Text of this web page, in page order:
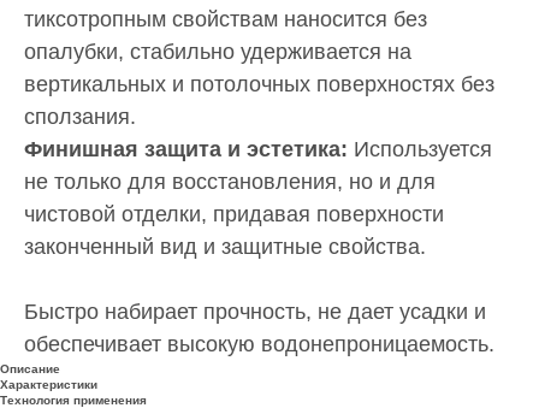
тиксотропным свойствам наносится без
опалубки, стабильно удерживается на
вертикальных и потолочных поверхностях без
сползания.
Финишная защита и эстетика: Используется
не только для восстановления, но и для
чистовой отделки, придавая поверхности
законченный вид и защитные свойства.
Быстро набирает прочность, не дает усадки и
обеспечивает высокую водонепроницаемость.
Описание
Характеристики
Технология применения